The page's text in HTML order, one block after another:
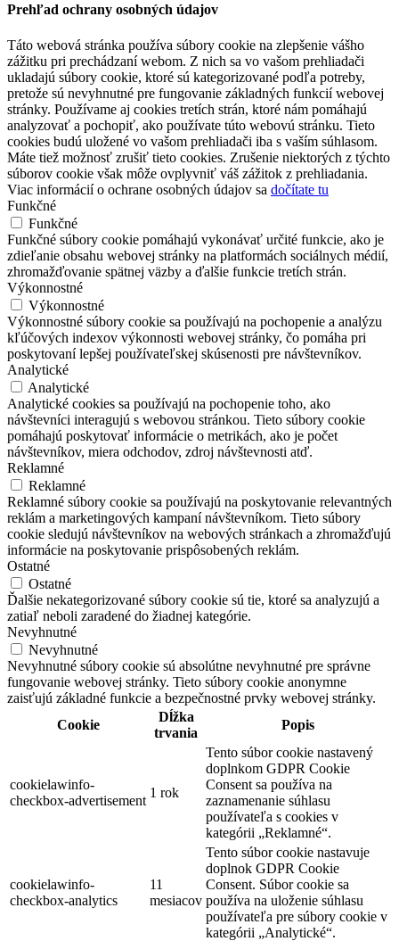
Prehľad ochrany osobných údajov
Táto webová stránka používa súbory cookie na zlepšenie vášho
zážitku pri prechádzaní webom. Z nich sa vo vašom prehliadači
ukladajú súbory cookie, ktoré sú kategorizované podľa potreby,
pretože sú nevyhnutné pre fungovanie základných funkcií webovej
stránky. Používame aj cookies tretích strán, ktoré nám pomáhajú
analyzovať a pochopiť, ako používate túto webovú stránku. Tieto
cookies budú uložené vo vašom prehliadači iba s vaším súhlasom.
Máte tiež možnosť zrušiť tieto cookies. Zrušenie niektorých z týchto
súborov cookie však môže ovplyvniť váš zážitok z prehliadania.
Viac informácií o ochrane osobných údajov sa dočítate tu
Funkčné
Funkčné
Funkčné súbory cookie pomáhajú vykonávať určité funkcie, ako je
zdieľanie obsahu webovej stránky na platformách sociálnych médií,
zhromažďovanie spätnej väzby a ďalšie funkcie tretích strán.
Výkonnostné
Výkonnostné
Výkonnostné súbory cookie sa používajú na pochopenie a analýzu
kľúčových indexov výkonnosti webovej stránky, čo pomáha pri
poskytovaní lepšej používateľskej skúsenosti pre návštevníkov.
Analytické
Analytické
Analytické cookies sa používajú na pochopenie toho, ako
návštevníci interagujú s webovou stránkou. Tieto súbory cookie
pomáhajú poskytovať informácie o metrikách, ako je počet
návštevníkov, miera odchodov, zdroj návštevnosti atď.
Reklamné
Reklamné
Reklamné súbory cookie sa používajú na poskytovanie relevantných
reklám a marketingových kampaní návštevníkom. Tieto súbory
cookie sledujú návštevníkov na webových stránkach a zhromažďujú
informácie na poskytovanie prispôsobených reklám.
Ostatné
Ostatné
Ďalšie nekategorizované súbory cookie sú tie, ktoré sa analyzujú a
zatiaľ neboli zaradené do žiadnej kategórie.
Nevyhnutné
Nevyhnutné
Nevyhnutné súbory cookie sú absolútne nevyhnutné pre správne
fungovanie webovej stránky. Tieto súbory cookie anonymne
zaisťujú základné funkcie a bezpečnostné prvky webovej stránky.
Cookie
Dĺžka
trvania
Popis
cookielawinfo-
checkbox-advertisement
1 rok
Tento súbor cookie nastavený
doplnkom GDPR Cookie
Consent sa používa na
zaznamenanie súhlasu
používateľa s cookies v
kategórii „Reklamné“.
cookielawinfo-
checkbox-analytics
11
mesiacov
Tento súbor cookie nastavuje
doplnok GDPR Cookie
Consent. Súbor cookie sa
používa na uloženie súhlasu
používateľa pre súbory cookie v
kategórii „Analytické“.